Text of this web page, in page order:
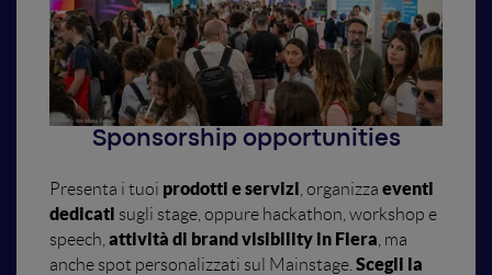
Sponsorship opportunities
Presenta i tuoi prodotti e servizi , organizza eventi
dedicati sugli stage, oppure hackathon, workshop e
speech, attività di brand visibility in Fiera , ma
anche spot personalizzati sul Mainstage. Scegli la